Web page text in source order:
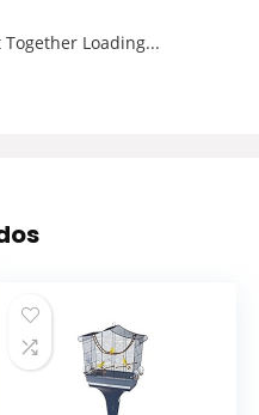
Loading...